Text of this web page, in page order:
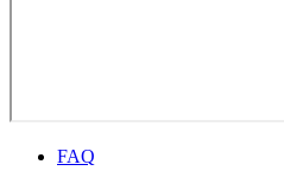
FAQ